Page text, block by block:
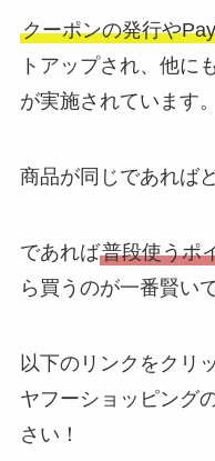
クーポンの発行や
トアップされ、他に
が実施されています。
商品が同じであれば
であれば普段使うポ
ら買うのが一番賢い
以下のリンクをクリ
ヤフーショッピング
さい！